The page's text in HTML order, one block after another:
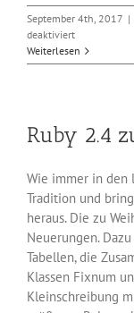
September 4th, 2017 |
deaktiviertfür
Kostenlose
Google-
für
Apps
Weiterlesen
Ruby 2.4
Wie immer in den
Tradition und
heraus. Die zu
Neuerungen.
Tabellen, die
Klassen Fixnum
Kleinschreibung